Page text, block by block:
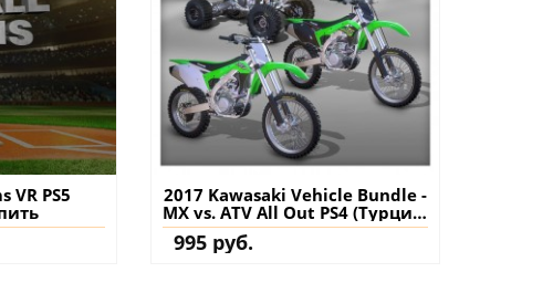
VR PS5
2017 Kawasaki Vehicle Bundle -
MX vs. ATV All Out PS4 (Турция)
купить дополнение на
995 руб.